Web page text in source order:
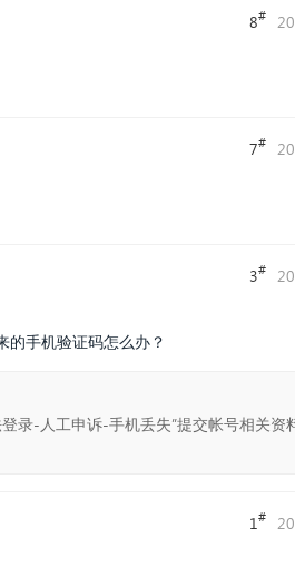
8#
7#
3#
的手机验证码怎么办？
录-人工申诉-手机丢失”提交帐号相关资
1#